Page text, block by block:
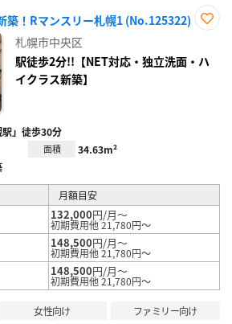
築！Rマンスリー札幌1 (No.125322)
り登
録
札幌市中央区
駅徒歩2分!!【NET対応・独立洗面・ハ
イクラス新築】
」徒歩30分
面積 34.63m²
月額目安
132,000円/月～
初期費用他 21,780円～
148,500円/月～
初期費用他 21,780円～
148,500円/月～
初期費用他 21,780円～
女性向け
ファミリー向け